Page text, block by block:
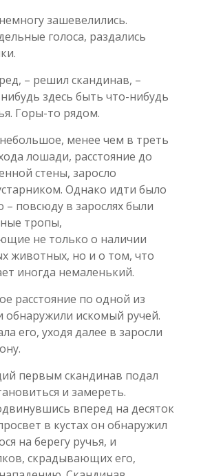
зашевелились.
голоса, раздались
– решил скандинав, –
здесь быть что-нибудь
Горы-то рядом.
менее чем в треть
лошади, расстояние до
стены, заросло
Однако идти было
– повсюду в зарослях были
тропы,
не только о наличии
животных, но и о том, что
иногда немаленький.
расстояние по одной из
обнаружили искомый ручей.
его, уходя далее в заросли
первым скандинав подал
и замереть.
вперед на десяток
в кустах он обнаружил
на берегу ручья, и
скрадывающих его,